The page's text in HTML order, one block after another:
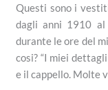
Questi sono i
dagli anni 1910 al
durante le ore del
cosi? “I miei
e il cappello. Molte